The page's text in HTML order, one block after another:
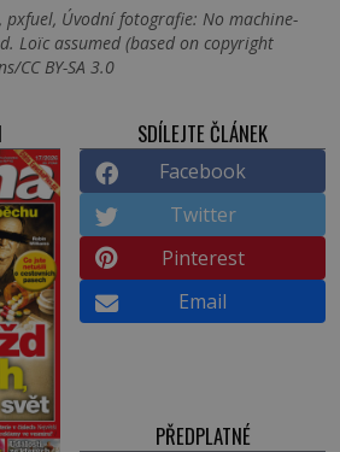
pxfuel, Úvodní fotografie: No machine-
Loïc assumed (based on copyright
CC BY-SA 3.0
SDÍLEJTE ČLÁNEK
Facebook
Twitter
Pinterest
Email
PŘEDPLATNÉ